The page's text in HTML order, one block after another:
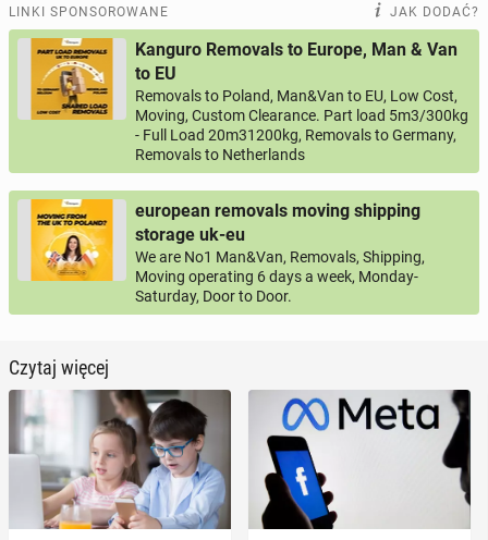
LINKI SPONSOROWANE JAK DODAĆ?
Kanguro Removals to Europe, Man & Van
to EU
Removals to Poland, Man&Van to EU, Low Cost,
Moving, Custom Clearance. Part load 5m3/300kg
- Full Load 20m31200kg, Removals to Germany,
Removals to Netherlands
european removals moving shipping
storage uk-eu
We are No1 Man&Van, Removals, Shipping,
Moving operating 6 days a week, Monday-
Saturday, Door to Door.
Czytaj więcej